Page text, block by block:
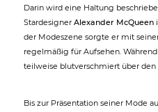
Darin wird eine Haltung
Stardesigner Alexander McQueen
der Modeszene sorgte er mit
regelmäßig für Aufsehen.
teilweise blutverschmiert über den
Bis zur Präsentation seiner Mode